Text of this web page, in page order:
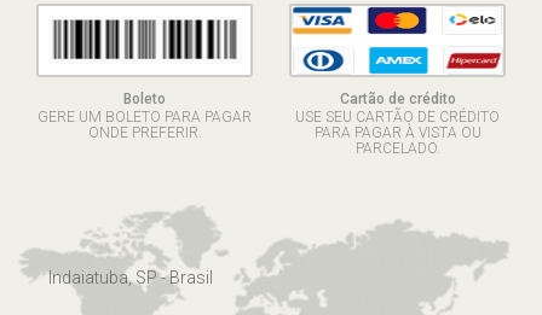
Boleto
GERE UM BOLETO PARA PAGAR
ONDE PREFERIR.
Cartão de crédito
USE SEU CARTÃO DE CRÉDITO
PARA PAGAR À VISTA OU
PARCELADO.
Indaiatuba, SP - Brasil